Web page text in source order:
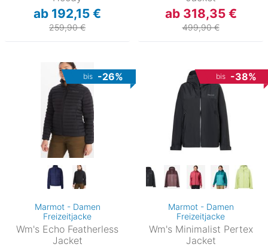
ab 192,15 €
259,90 €
ab 318,35 €
499,90 €
bis -26%
Marmot - Damen
Freizeitjacke
Wm's Echo Featherless
Jacket
bis -38%
Marmot - Damen
Freizeitjacke
Wm's Minimalist Pertex
Jacket